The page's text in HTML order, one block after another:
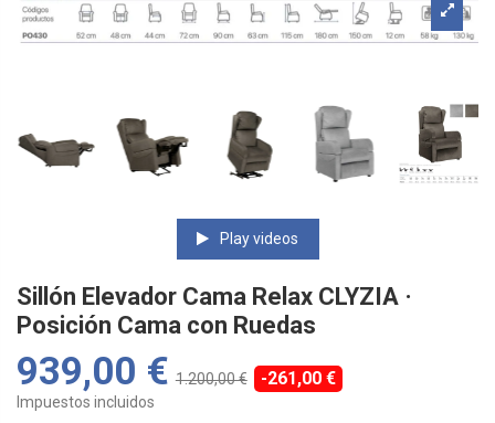
Play videos
Sillón Elevador Cama Relax CLYZIA ·
Posición Cama con Ruedas
939,00 € 1.200,00 € -261,00 €
Impuestos incluidos